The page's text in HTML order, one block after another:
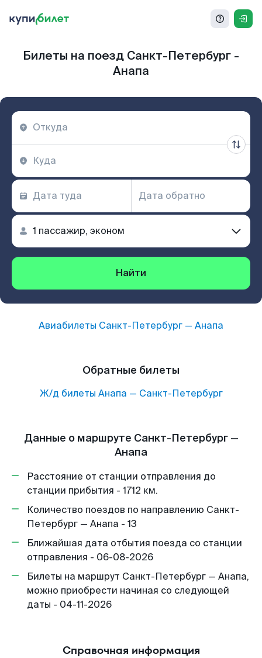
Билеты на поезд Санкт-Петербург -
Анапа
Найти
Авиабилеты Санкт-Петербург — Анапа
Обратные билеты
Ж/д билеты Анапа — Санкт-Петербург
Данные о маршруте Санкт-Петербург —
Анапа
Расстояние от станции отправления до
станции прибытия - 1712 км.
Количество поездов по направлению Санкт-
Петербург — Анапа - 13
Ближайшая дата отбытия поезда со станции
отправления - 06-08-2026
Билеты на маршрут Санкт-Петербург — Анапа,
можно приобрести начиная со следующей
даты - 04-11-2026
Справочная информация